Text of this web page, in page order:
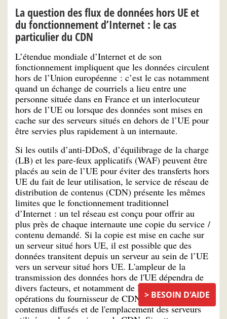
La question des flux de données hors UE et
du fonctionnement d’Internet : le cas
particulier du CDN
L’étendue mondiale d’Internet et de son
fonctionnement impliquent que les données circulent
hors de l’Union européenne : c’est le cas notamment
quand un échange de courriels a lieu entre une
personne située dans en France et un interlocuteur
hors de l’UE ou lorsque des données sont mises en
cache sur des serveurs situés en dehors de l’UE pour
être servies plus rapidement à un internaute.
Si les outils d’anti-DDoS, d’équilibrage de la charge
(LB) et les pare-feux applicatifs (WAF) peuvent être
placés au sein de l’UE pour éviter des transferts hors
UE du fait de leur utilisation, le service de réseau de
distribution de contenus (CDN) présente les mêmes
limites que le fonctionnement traditionnel
d’Internet : un tel réseau est conçu pour offrir au
plus près de chaque internaute une copie du service /
contenu demandé. Si la copie est mise en cache sur
un serveur situé hors UE, il est possible que des
données transitent depuis un serveur au sein de l’UE
vers un serveur situé hors UE. L'ampleur de la
transmission des données hors de l'UE dépendra de
divers facteurs, et notamment de la portée des
opérations du fournisseur de CDN, des types de
contenus diffusés et de l'emplacement des serveurs
BESOIN D'AIDE